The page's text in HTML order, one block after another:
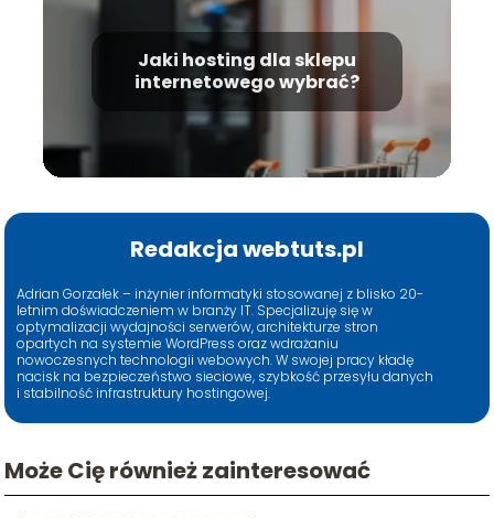
Jaki hosting dla sklepu
internetowego wybrać?
Redakcja webtuts.pl
Adrian Gorzałek – inżynier informatyki stosowanej z blisko 20-
letnim doświadczeniem w branży IT. Specjalizuję się w
optymalizacji wydajności serwerów, architekturze stron
opartych na systemie WordPress oraz wdrażaniu
nowoczesnych technologii webowych. W swojej pracy kładę
nacisk na bezpieczeństwo sieciowe, szybkość przesyłu danych
i stabilność infrastruktury hostingowej.
Może Cię również zainteresować